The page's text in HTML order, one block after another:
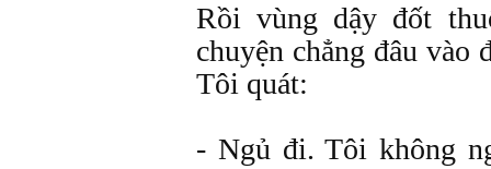
Rồi vùng dậy đốt
chuyện chẳng đâu vào
Tôi quát:
- Ngủ đi. Tôi không